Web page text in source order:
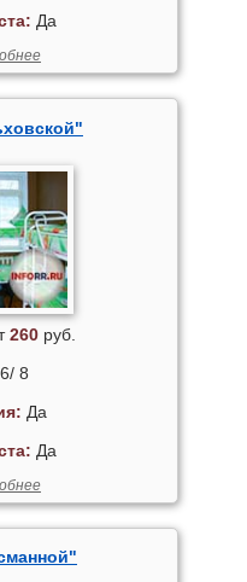
Да
260руб.
8
Да
Да